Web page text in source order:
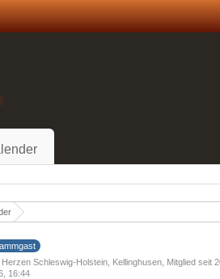
Schleswig-Holstein, Kellinghusen Mitglied seit
16:44